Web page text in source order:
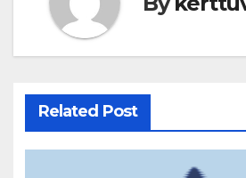
Related Post